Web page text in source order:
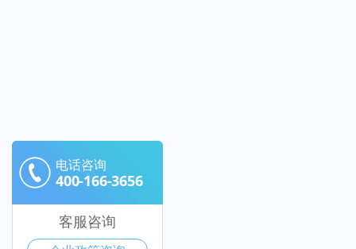
电话咨询
400-166-3656
客服咨询